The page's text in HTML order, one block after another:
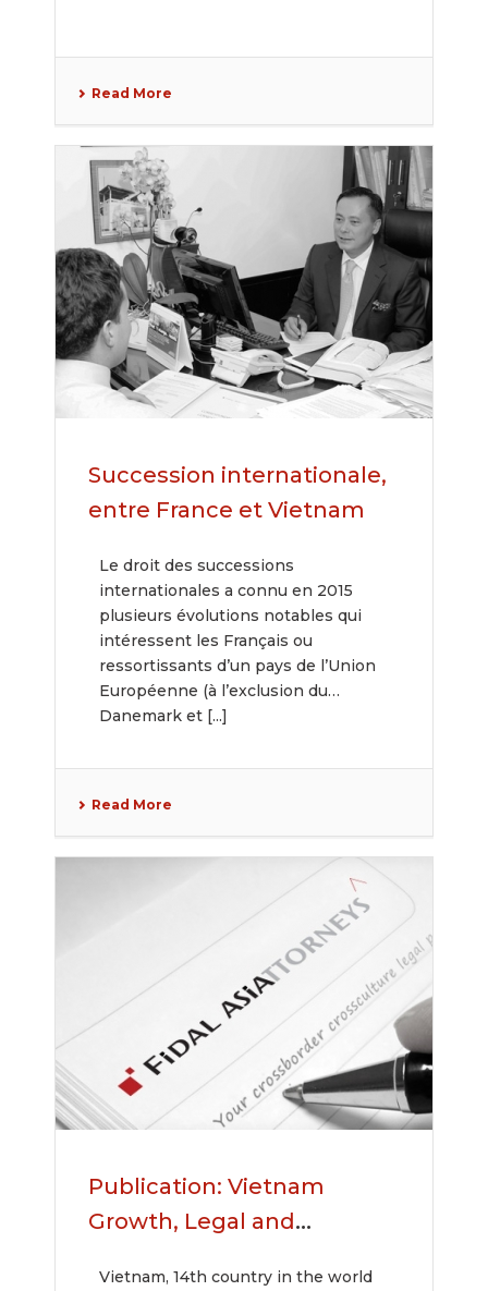
Read More
Succession internationale,
entre France et Vietnam
Le droit des successions
internationales a connu en 2015
plusieurs évolutions notables qui
intéressent les Français ou
ressortissants d’un pays de l’Union
Européenne (à l’exclusion du
Danemark et [...]
Read More
Publication: Vietnam
Growth, Legal and
Vietnam, 14th country in the world